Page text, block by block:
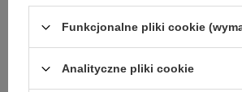
dedykację, grafikę, logo lub zdjęcie.
Pytanie:Jakie są kolory startowego
Odpowiedź:Startowy nabój i startowy
Funkcjonalne pliki cookie
Analityczne pliki cookie